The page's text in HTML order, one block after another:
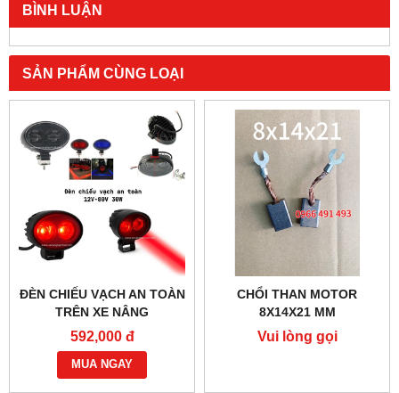
BÌNH LUẬN
SẢN PHẨM CÙNG LOẠI
ĐÈN CHIẾU VẠCH AN TOÀN
TRÊN XE NÂNG
592,000 đ
MUA NGAY
CHỔI THAN MOTOR
8X14X21 MM
Vui lòng gọi